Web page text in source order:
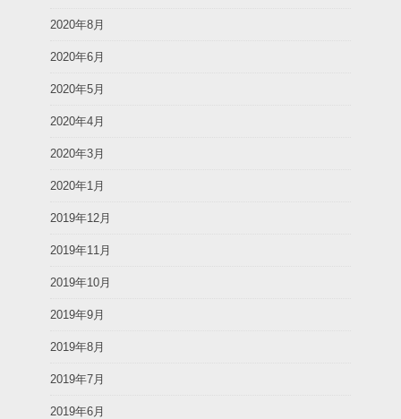
2020年8月
2020年6月
2020年5月
2020年4月
2020年3月
2020年1月
2019年12月
2019年11月
2019年10月
2019年9月
2019年8月
2019年7月
2019年6月